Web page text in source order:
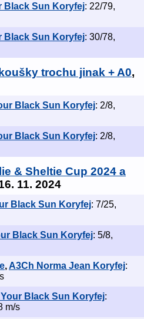
Black Sun Koryfej: 22/79,
Black Sun Koryfej: 30/78,
trochu jinak + A0,
Black Sun Koryfej: 2/8,
Black Sun Koryfej: 2/8,
& Sheltie Cup 2024 a
11. 2024
Black Sun Koryfej: 7/25,
Black Sun Koryfej: 5/8,
,A3Ch Norma Jean Koryfej:
Black Sun Koryfej:
m/s